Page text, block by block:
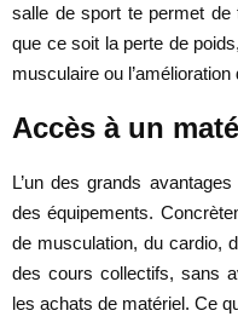
salle de sport te permet de
que ce soit la perte de
musculaire ou l’amélioration
Accès à un
L’un des grands
des équipements.
de musculation, du cardio,
des cours collectifs, sans
les achats de matériel. Ce